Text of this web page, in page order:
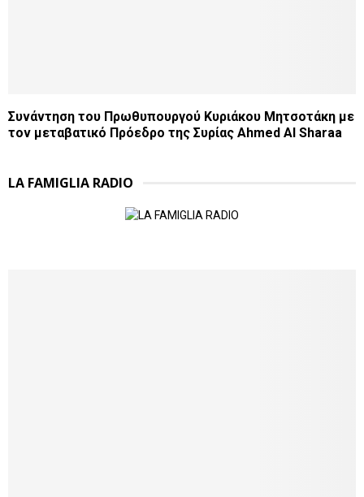
Συνάντηση του Πρωθυπουργού Κυριάκου Μητσοτάκη με
τον μεταβατικό Πρόεδρο της Συρίας Ahmed Al Sharaa
LA FAMIGLIA RADIO